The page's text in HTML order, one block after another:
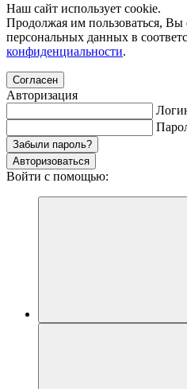
Наш сайт использует cookie.
Продолжая им пользоваться, Вы
персональных данных в
конфиденциальности.
Согласен
Авторизация
Забыли пароль?
Авторизоваться
Войти с помощью: